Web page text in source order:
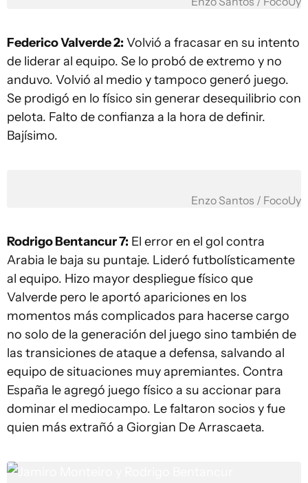
Federico Valverde 2: Volvió a fracasar en su intento
de liderar al equipo. Se lo probó de extremo y no
anduvo. Volvió al medio y tampoco generó juego.
Se prodigó en lo físico sin generar desequilibrio con
pelota. Falto de confianza a la hora de definir.
Bajísimo.
Enzo Santos / FocoUy
Rodrigo Bentancur 7: El error en el gol contra
Arabia le baja su puntaje. Lideró futbolísticamente
al equipo. Hizo mayor despliegue físico que
Valverde pero le aportó apariciones en los
momentos más complicados para hacerse cargo
no solo de la generación del juego sino también de
las transiciones de ataque a defensa, salvando al
equipo de situaciones muy apremiantes. Contra
España le agregó juego físico a su accionar para
dominar el mediocampo. Le faltaron socios y fue
quien más extrañó a Giorgian De Arrascaeta.